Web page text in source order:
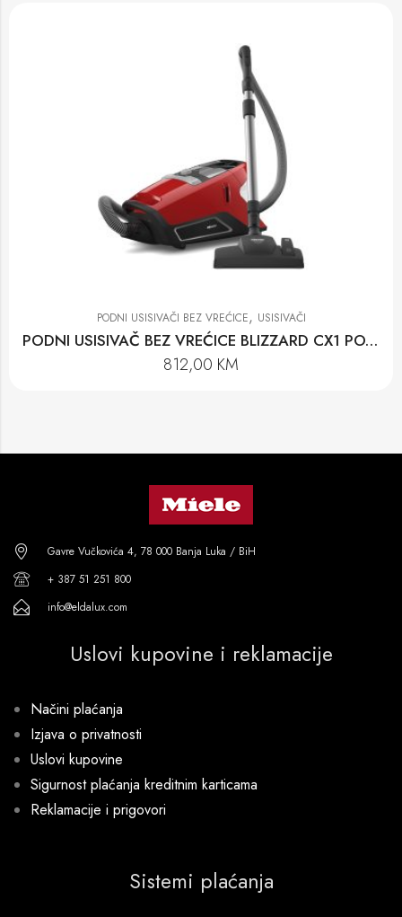
PODNI USISIVAČI BEZ VREĆICE, USISIVAČI
PODNI USISIVAČ BEZ VREĆICE BLIZZARD CX1 POWERLINE-SKRF5
812,00 KM
Gavre Vučkovića 4, 78 000 Banja Luka / BiH
+ 387 51 251 800
info@eldalux.com
Uslovi kupovine i reklamacije
Načini plaćanja
Izjava o privatnosti
Uslovi kupovine
Sigurnost plaćanja kreditnim karticama
Reklamacije i prigovori
Sistemi plaćanja